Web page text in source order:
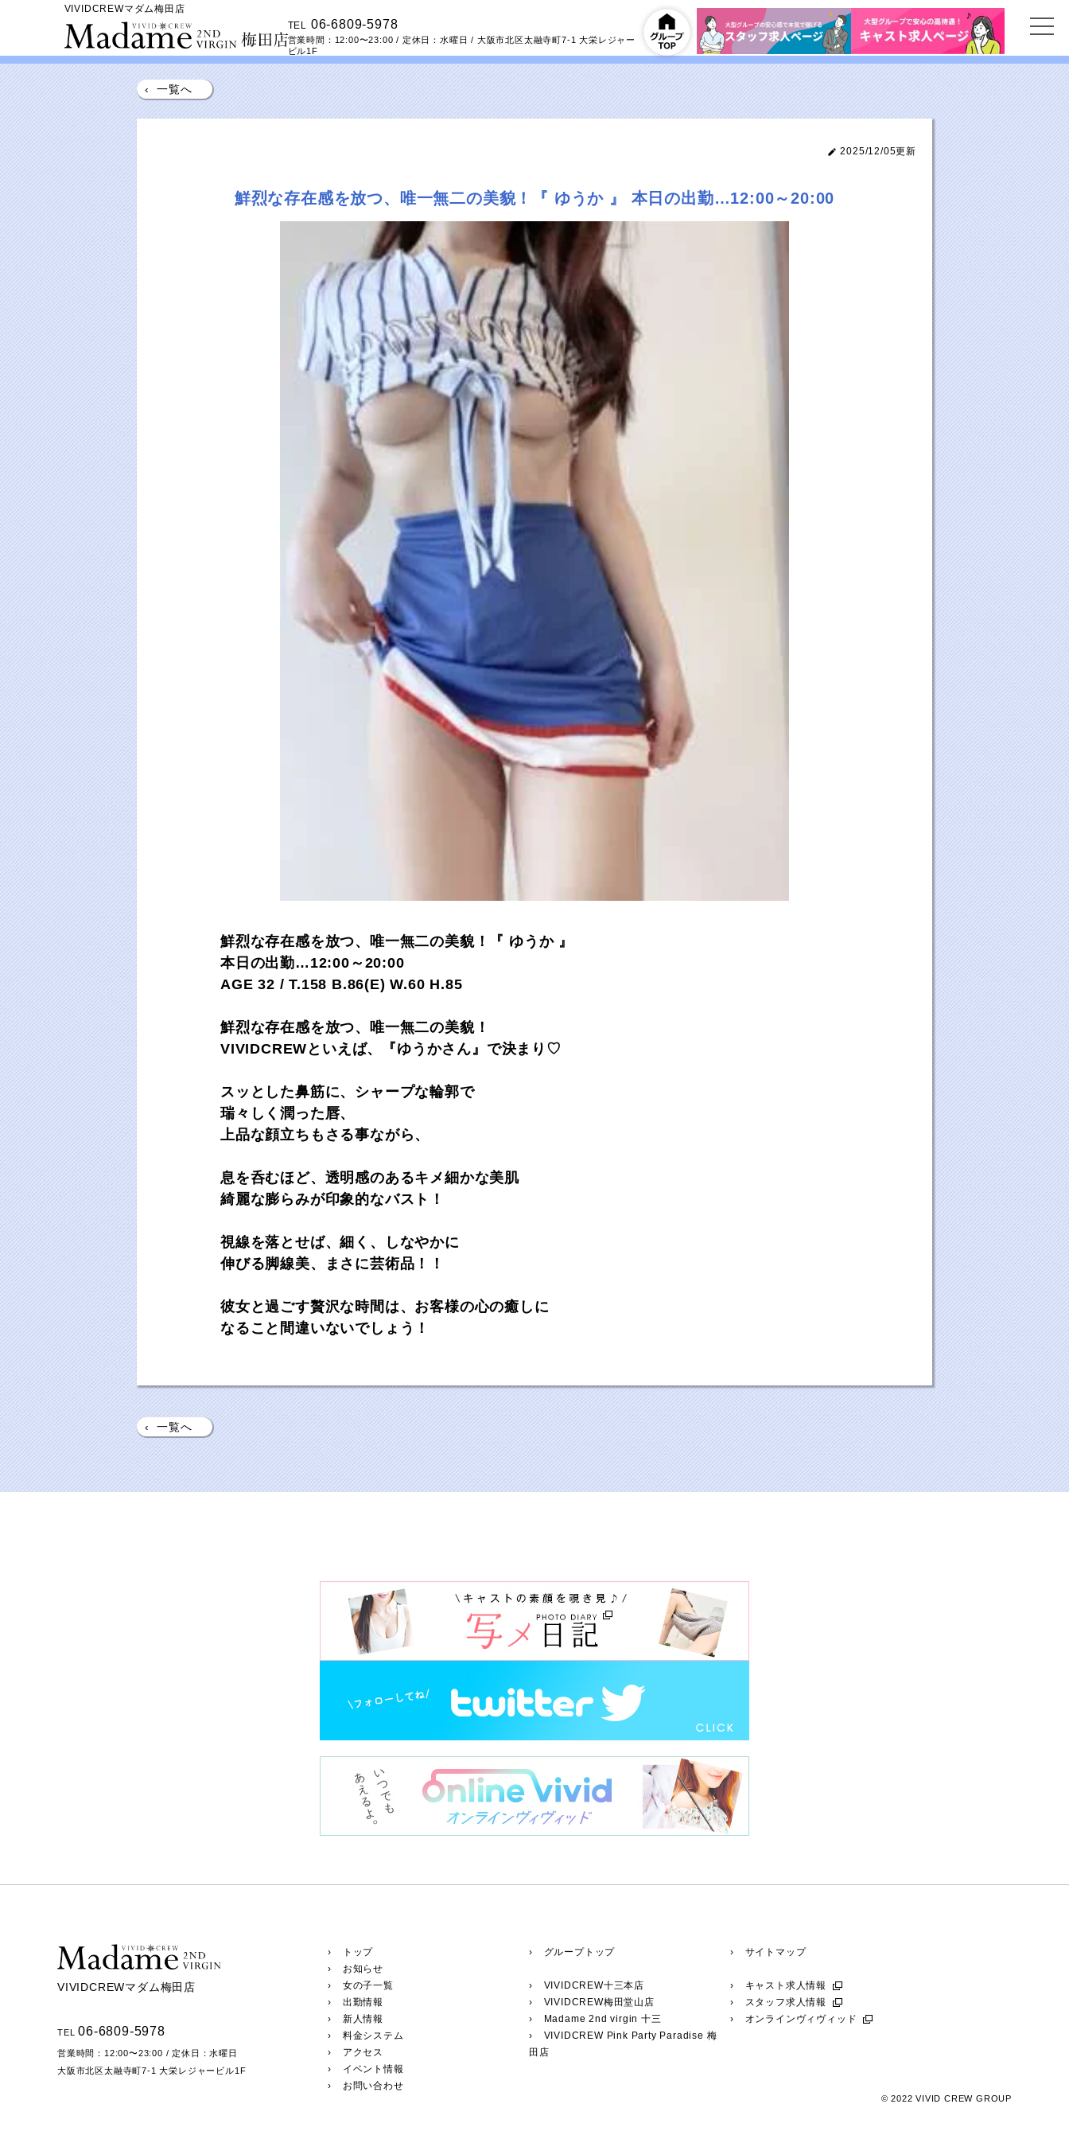
VIVIDCREWマダム梅田店
TEL 06-6809-5978
営業時間： 12:00〜23:00 / 定休日：水曜日 / 大阪市北区太融寺町7-1 大栄レジャー
ビル1F
‹ 一覧へ
2025/12/05更新
鮮烈な存在感を放つ、唯一無二の美貌！『 ゆうか 』 本日の出勤…12:00～20:00
鮮烈な存在感を放つ、唯一無二の美貌！『 ゆうか 』
本日の出勤…12:00～20:00
AGE 32 / T.158 B.86(E) W.60 H.85
鮮烈な存在感を放つ、唯一無二の美貌！
VIVIDCREWといえば、『ゆうかさん』で決まり♡
スッとした鼻筋に、シャープな輪郭で
瑞々しく潤った唇、
上品な顔立ちもさる事ながら、
息を呑むほど、透明感のあるキメ細かな美肌
綺麗な膨らみが印象的なバスト！
視線を落とせば、細く、しなやかに
伸びる脚線美、まさに芸術品！！
彼女と過ごす贅沢な時間は、お客様の心の癒しに
なること間違いないでしょう！
‹ 一覧へ
VIVIDCREWマダム梅田店
TEL06-6809-5978
営業時間： 12:00〜23:00 / 定休日：水曜日
大阪市北区太融寺町7-1 大栄レジャービル1F
› トップ
› お知らせ
› 女の子一覧
› 出勤情報
› 新人情報
› 料金システム
› アクセス
› イベント情報
› お問い合わせ
› グループトップ
› VIVIDCREW十三本店
› VIVIDCREW梅田堂山店
› Madame 2nd virgin 十三
› VIVIDCREW Pink Party Paradise 梅
田店
› サイトマップ
› キャスト求人情報
› スタッフ求人情報
› オンラインヴィヴィッド
© 2022 VIVID CREW GROUP